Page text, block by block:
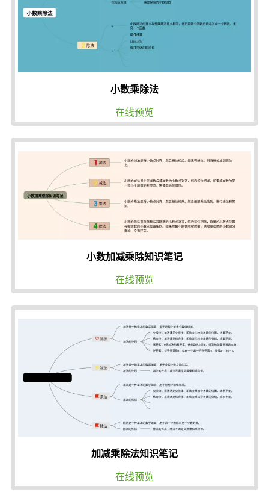
小数乘除法
在线预览
小数加减乘除知识笔记
在线预览
加减乘除法知识笔记
在线预览